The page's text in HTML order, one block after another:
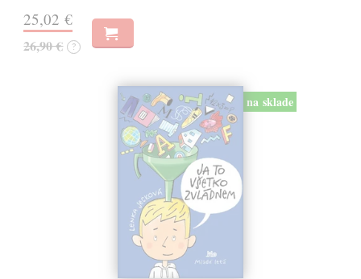
25,02 €
26,90 € ?
na sklade